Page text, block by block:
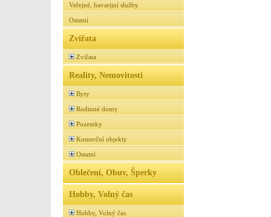
Veřejné, havarijní služby
Ostatní
Zvířata
Zvířata
Reality, Nemovitosti
Byty
Rodinné domy
Pozemky
Komerční objekty
Ostatní
Oblečení, Obuv, Šperky
Hobby, Volný čas
Hobby, Volný čas